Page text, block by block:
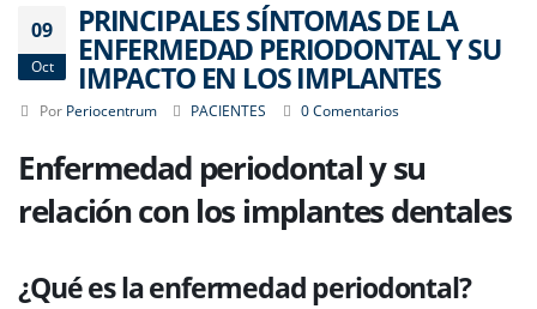
09
Oct
PRINCIPALES SÍNTOMAS DE LA
ENFERMEDAD PERIODONTAL Y SU
IMPACTO EN LOS IMPLANTES
Por Periocentrum PACIENTES 0 Comentarios
Enfermedad periodontal y su
relación con los implantes dentales
¿Qué es la enfermedad periodontal?